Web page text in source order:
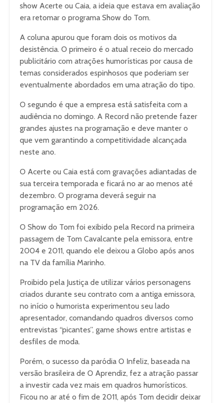
show Acerte ou Caia, a ideia que estava em avaliação
era retomar o programa Show do Tom.
A coluna apurou que foram dois os motivos da
desistência. O primeiro é o atual receio do mercado
publicitário com atrações humorísticas por causa de
temas considerados espinhosos que poderiam ser
eventualmente abordados em uma atração do tipo.
O segundo é que a empresa está satisfeita com a
audiência no domingo. A Record não pretende fazer
grandes ajustes na programação e deve manter o
que vem garantindo a competitividade alcançada
neste ano.
O Acerte ou Caia está com gravações adiantadas de
sua terceira temporada e ficará no ar ao menos até
dezembro. O programa deverá seguir na
programação em 2026.
O Show do Tom foi exibido pela Record na primeira
passagem de Tom Cavalcante pela emissora, entre
2004 e 2011, quando ele deixou a Globo após anos
na TV da família Marinho.
Proibido pela Justiça de utilizar vários personagens
criados durante seu contrato com a antiga emissora,
no início o humorista experimentou seu lado
apresentador, comandando quadros diversos como
entrevistas “picantes”, game shows entre artistas e
desfiles de moda.
Porém, o sucesso da paródia O Infeliz, baseada na
versão brasileira de O Aprendiz, fez a atração passar
a investir cada vez mais em quadros humorísticos.
Ficou no ar até o fim de 2011, após Tom decidir deixar